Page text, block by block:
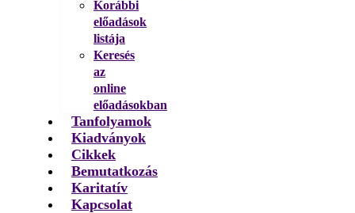
Korábbi
előadások
listája
Keresés
az
online
előadásokban
Tanfolyamok
Kiadványok
Cikkek
Bemutatkozás
Karitatív
Kapcsolat